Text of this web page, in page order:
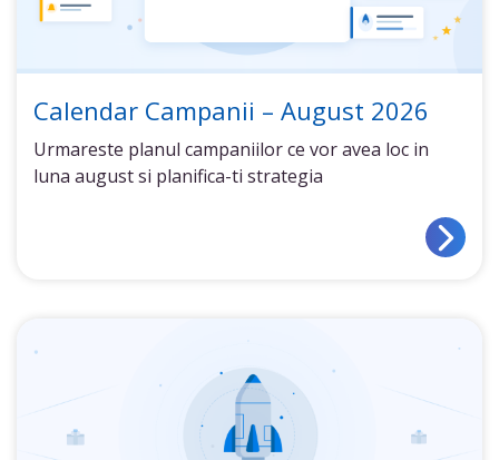
Calendar Campanii – August 2026
Urmareste planul campaniilor ce vor avea loc in
luna august si planifica-ti strategia